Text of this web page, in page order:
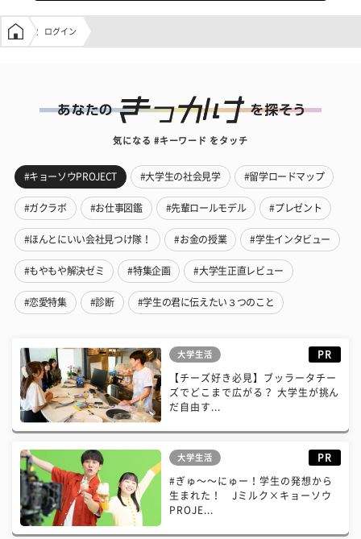
学生の窓口トップ
ログイン
気になる #キーワード をタッチ
#キョーソウPROJECT #大学生の社会見学 #留学ロードマップ
#ガクラボ #お仕事図鑑 #先輩ロールモデル #プレゼント
#ほんとにいい会社見つけ隊！ #お金の授業 #学生インタビュー
#もやもや解決ゼミ #特集企画 #大学生正直レビュー
#恋愛特集 #診断 #学生の君に伝えたい３つのこと
大学生活 PR
【チーズ好き必見】ブッラータチー
ズでどこまで広がる？ 大学生が挑ん
だ自由す...
大学生活 PR
#ぎゅ〜〜にゅー！学生の発想から
生まれた！ Jミルク×キョーソウ
PROJE...